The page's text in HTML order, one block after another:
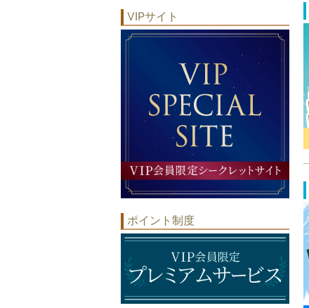
VIPサイト
ポイント制度